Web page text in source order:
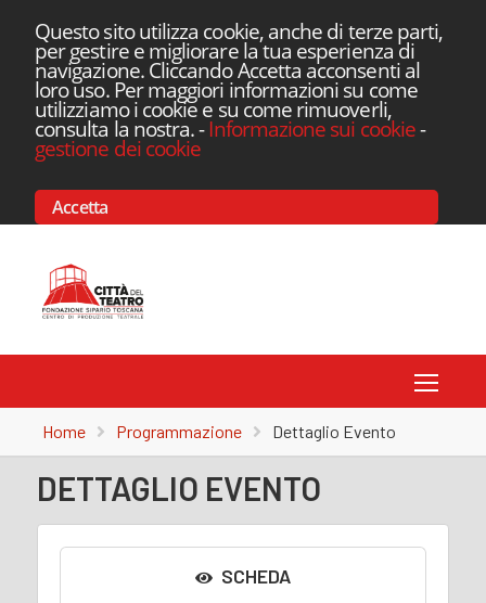
Questo sito utilizza cookie, anche di terze parti,
per gestire e migliorare la tua esperienza di
navigazione. Cliccando Accetta acconsenti al
loro uso. Per maggiori informazioni su come
utilizziamo i cookie e su come rimuoverli,
consulta la nostra.-Informazione sui cookie-
gestione dei cookie
Accetta
Home Programmazione Dettaglio Evento
DETTAGLIO EVENTO
SCHEDA